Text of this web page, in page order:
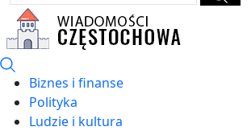
Biznes i finanse
Polityka
Ludzie i kultura